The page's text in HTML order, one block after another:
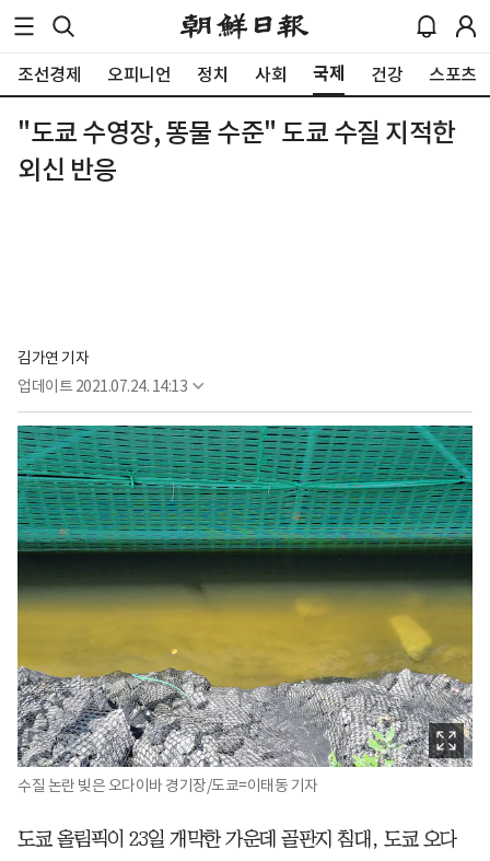
조선경제 오피니언 정치 사회 국제 건강 스포츠
"도쿄 수영장, 똥물 수준" 도쿄 수질 지적한
외신 반응
김가연 기자
업데이트 2021.07.24. 14:13
수질 논란 빚은 오다이바 경기장/도쿄=이태동 기자
도쿄 올림픽이 23일 개막한 가운데 골판지 침대, 도쿄 오다